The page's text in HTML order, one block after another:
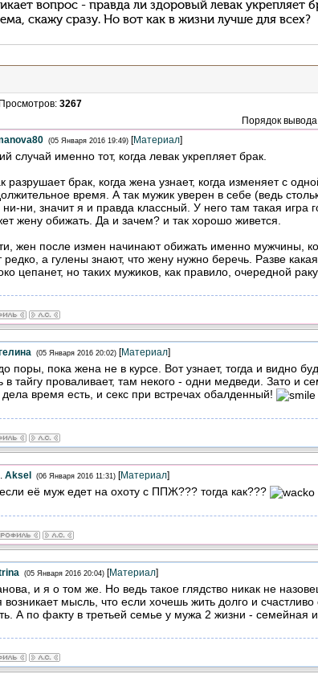
вопрос - правда ли здоровый левак укрепляет
скажу сразу. Но вот как в жизни лучше для всех?
: 3267
Порядок
(05 Января 2016 19:49)[Материал]
случай именно тот, когда левак укрепляет брак.
разрушает брак, когда жена узнает, когда изменяет с
время. А так мужик уверен в себе (ведь
ни, значит я и правда классный. У него там такая игра
жену обижать. Да и зачем? и так хорошо живется.
жен после измен начинают обижать именно мужчины,
редко, а гулены знают, что жену нужно беречь. Разве
цепанет, но таких мужиков, как правило, очередной
(05 Января 2016 20:02)[Материал]
поры, пока жена не в курсе. Вот узнает, тогда и видно
в тайгу проваливает, там некого - одни медведи. Зато и
дела время есть, и секс при встречах обалденный!
. Aksel (06 Января 2016 11:31)[Материал]
её муж едет на охоту с ППЖ??? тогда как???
(05 Января 2016 20:04)[Материал]
и я о том же. Но ведь такое глядство никак не
возникает мысль, что если хочешь жить долго и
А по факту в третьей семье у мужа 2 жизни - семейная